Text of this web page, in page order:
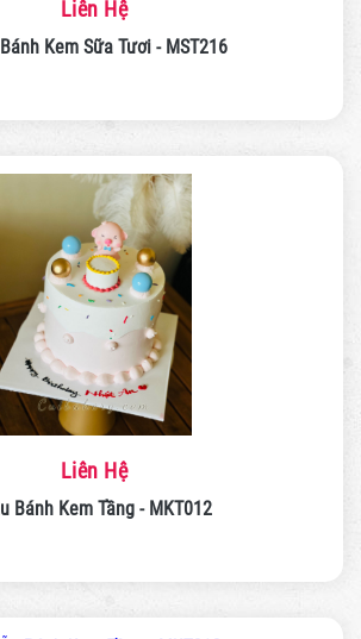
Liên Hệ
Kem Sữa Tươi - MST216
Liên Hệ
Mẫu Bánh Kem Tầng - MKT012